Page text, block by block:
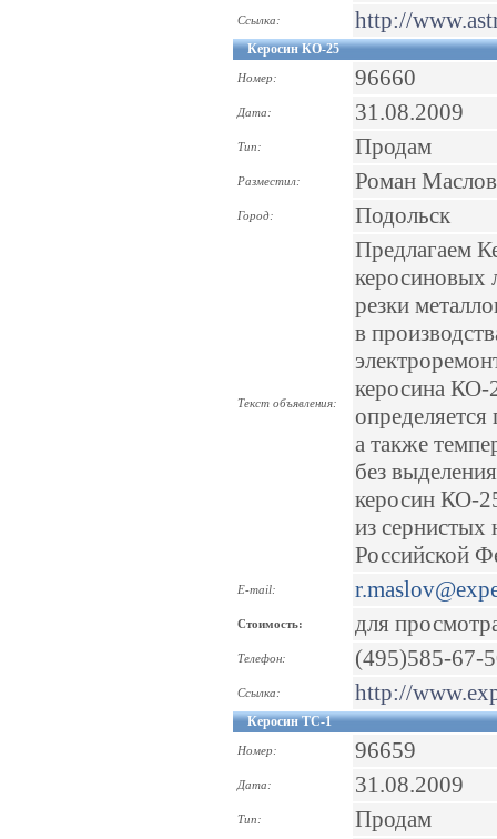
Ссылка: http://
Керосин КО-25
Номер: 96660
Дата: 31.08.2009
Тип: Продам
Разместил: Роман Маслов
Город: Подольск
Текст объявления:
Предлагаем
керосиновых
резки
в
керосина КО-
а также
без
керосин КО-
из
Российской
E-mail:
Стоимость: для
Телефон: (495)585-67-
Ссылка: http://
Керосин ТС-1
Номер: 96659
Дата: 31.08.2009
Тип: Продам